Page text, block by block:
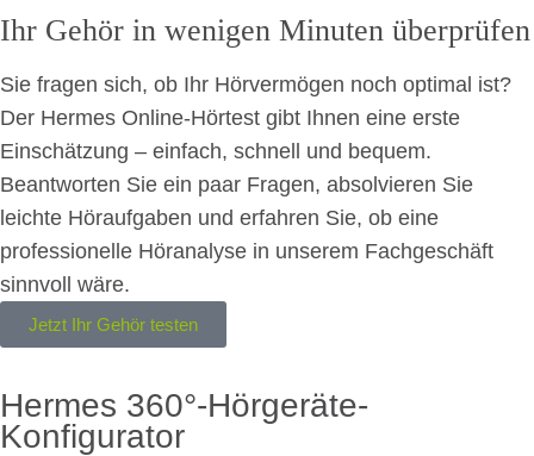
Ihr Gehör in wenigen Minuten überprüfen
Sie fragen sich, ob Ihr Hörvermögen noch optimal ist?
Der Hermes Online-Hörtest gibt Ihnen eine erste
Einschätzung – einfach, schnell und bequem.
Beantworten Sie ein paar Fragen, absolvieren Sie
leichte Höraufgaben und erfahren Sie, ob eine
professionelle Höranalyse in unserem Fachgeschäft
sinnvoll wäre.
Jetzt Ihr Gehör testen
Hermes 360°-Hörgeräte-
Konfigurator